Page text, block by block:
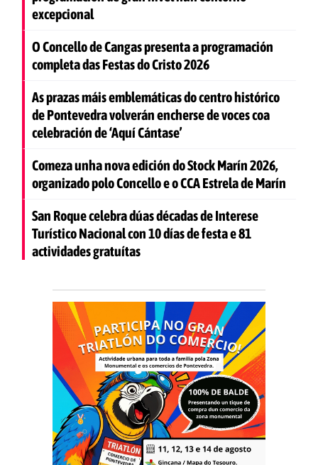
excepcional
O Concello de Cangas presenta a programación
completa das Festas do Cristo 2026
As prazas máis emblemáticas do centro histórico
de Pontevedra volverán encherse de voces coa
celebración de ‘Aquí Cántase’
Comeza unha nova edición do Stock Marín 2026,
organizado polo Concello e o CCA Estrela de Marín
San Roque celebra dúas décadas de Interese
Turístico Nacional con 10 días de festa e 81
actividades gratuítas